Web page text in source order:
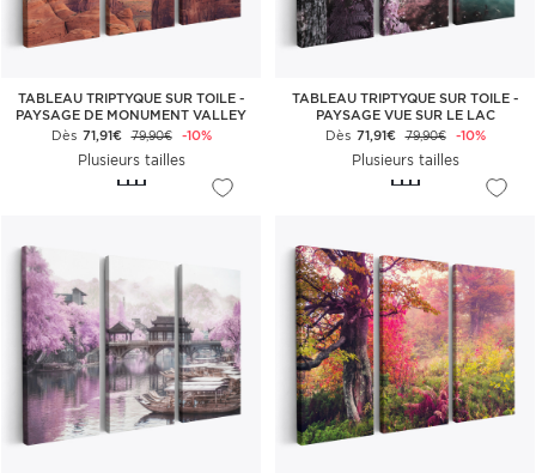
TABLEAU TRIPTYQUE SUR TOILE -
PAYSAGE DE MONUMENT VALLEY
Dès 71,91€ 79,90€ -10%
Plusieurs tailles
TABLEAU TRIPTYQUE SUR TOILE -
PAYSAGE VUE SUR LE LAC
Dès 71,91€ 79,90€ -10%
Plusieurs tailles